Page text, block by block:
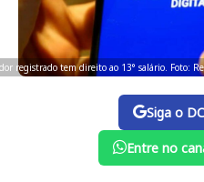
registrado tem direito ao 13° salário. Foto:
Siga o
Entre no